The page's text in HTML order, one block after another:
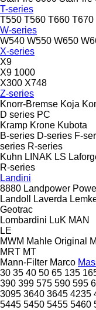
T-series
T550 T560 T660 T670
W-series
W540 W550 W650
X-series
X9
X9 1000
X300 X748
Z-series
Knorr-Bremse Koja
D series PC
Kramp Krone Kubota
B-series D-series F-
series R-series
Kuhn LINAK LS
R-series
Landini
8880 Landpower
Landoll
Laverda
Geotrac
Lombardini LuK MAN
LE
MWM Mahle Original
MRT MT
Mann-Filter Marco
30 35 40 50 65 135
390 399 575 590 595
3095 3640 3645 4235
5445 5450 5455 5460